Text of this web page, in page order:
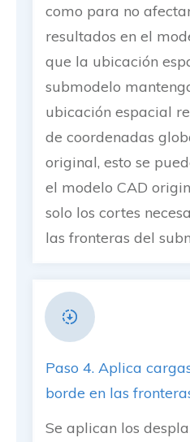
como para no
resultados en el
que la ubicación
submodelo
ubicación espacial
de coordenadas
original, esto se
el modelo CAD
solo los cortes
las fronteras del
Paso 4. Aplica
borde en las
Se aplican los